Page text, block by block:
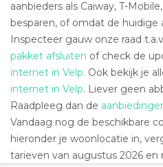
aanbieders als Caiway, T-
besparen, of omdat de huidige
Inspecteer gauw onze raad
pakket afsluiten of check de
internet in Velp. Ook bekijk je
internet in Velp. Liever geen
Raadpleeg dan de
Vandaag nog de beschikbare
hieronder je woonlocatie in,
tarieven van augustus 2026